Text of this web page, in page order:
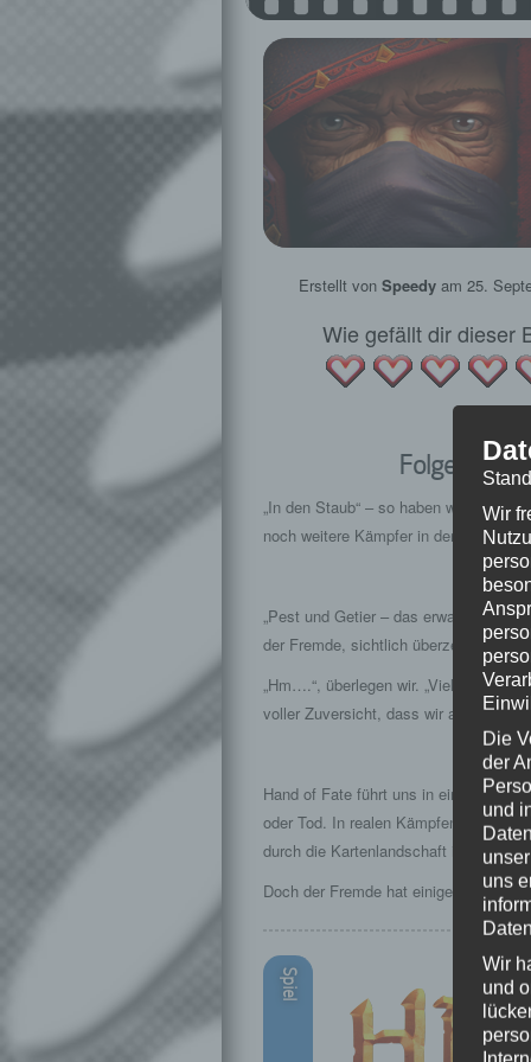
Erstellt von Speedy am 25.
Wie gefällt dir dieser
Folge #004
„In den Staub“ – so haben wir den
noch weitere Kämpfer in der
„Pest und Getier – das erwartet dich
der Fremde, sichtlich überzeugt,
„Hm….“, überlegen wir. „Vielleicht
voller Zuversicht, dass wir auch
Hand of Fate führt uns in eine Welt,
oder Tod. In realen Kämpfen gegen
durch die Kartenlandschaft in dem
Doch der Fremde hat einige Asse im
Spiel
Wir
Die
der
und
uns
Wir
und